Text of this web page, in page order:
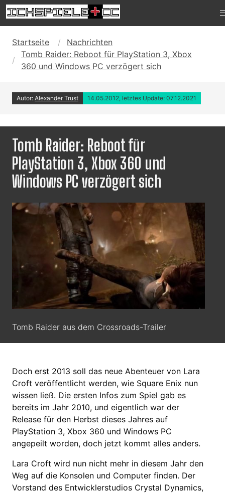
Startseite
Nachrichten
Tomb Raider: Reboot für PlayStation 3, Xbox
360 und Windows PC verzögert sich
Autor: Alexander Trust 14.05.2012, letztes Update: 07.12.2021
Tomb Raider: Reboot für
PlayStation 3, Xbox 360 und
Windows PC verzögert sich
Tomb Raider aus dem Crossroads-Trailer
Doch erst 2013 soll das neue Abenteuer von Lara
Croft veröffentlicht werden, wie Square Enix nun
wissen ließ. Die ersten Infos zum Spiel gab es
bereits im Jahr 2010, und eigentlich war der
Release für den Herbst dieses Jahres auf
PlayStation 3, Xbox 360 und Windows PC
angepeilt worden, doch jetzt kommt alles anders.
Lara Croft wird nun nicht mehr in diesem Jahr den
Weg auf die Konsolen und Computer finden. Der
Vorstand des Entwicklerstudios Crystal Dynamics,